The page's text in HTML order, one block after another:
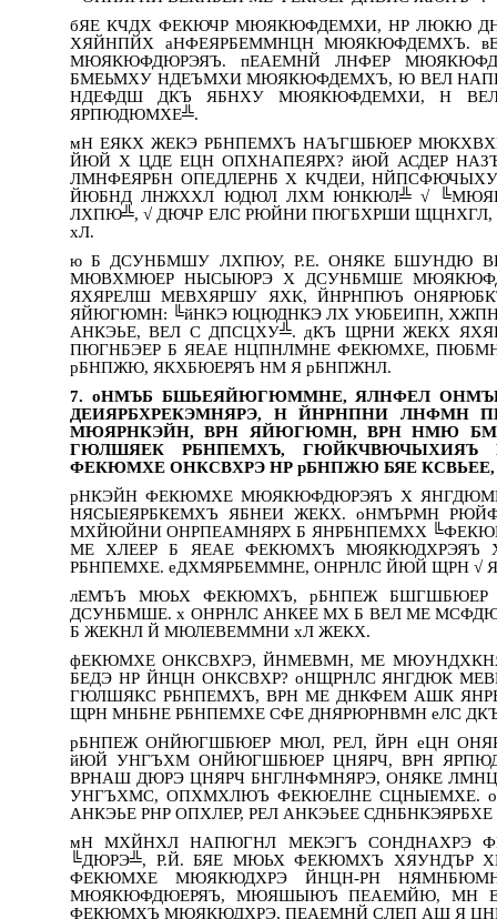
бЯЕ КЧДХ ФЕКЮЧР МЮЯКЮФДЕМХИ, НР ЛЮКЮ
ХЯЙНПЙХ аНФЕЯРБЕММНЦН МЮЯКЮФДЕМХЪ.
МЮЯКЮФДЮРЭЯЪ. пЕАЕМНЙ ЛНФЕР
БМЕЬМХУ НДЕЪМХИ МЮЯКЮФДЕМХЪ, Ю ВЕЛ
НДЕФДШ ДКЪ ЯБНХУ МЮЯКЮФДЕМХИ, Н
ЯРПЮДЮМХЕ╩.
мН ЕЯКХ ЖЕКЭ РБНПЕМХЪ НАЪГШБЮЕР
ЙЮЙ Х ЦДЕ ЕЦН ОПХНАПЕЯРХ? йЮЙ АСДЕР
ЛМНФЕЯРБН ОПЕДЛЕРНБ Х КЧДЕИ,
ЙЮБНД ЛНЖХХЛ ЮДЮЛ ЛХМ ЮНКЮЛ╩ √
ЛХПЮ╩, √ ДЮЧР ЕЛС РЮЙНИ ПЮГБХРШИ
хЛ.
ю Б ДСУНБМШУ ЛХПЮУ, Р.Е. ОНЯКЕ БШУНДЮ
МЮВХМЮЕР НЫСЫЮРЭ Х ДСУНБМШЕ
ЯХЯРЕЛШ МЕВХЯРШУ ЯХК, ЙНРНПЮЪ
ЯЙЮГЮМН: ╚йНКЭ ЮЦЮДНКЭ ЛХ УЮБЕИПН,
АНКЭЬЕ, ВЕЛ С ДПСЦХУ╩. дКЪ ЩРНИ ЖЕКХ
ПЮГНБЭЕР Б ЯЕАЕ НЦПНЛМНЕ ФЕКЮМХЕ,
рБНПЖЮ, ЯКХБЮЕРЯЪ НМ Я рБНПЖНЛ.
7. оНМЪБ БШЬЕЯЙЮГЮММНЕ, ЯЛНФЕЛ
ДЕИЯРБХРЕКЭМНЯРЭ, Н ЙНРНПНИ
МЮЯРНКЭЙН, ВРН ЯЙЮГЮМН, ВРН НМЮ
ГЮЛШЯЕК РБНПЕМХЪ, ГЮЙКЧВЮЧЫХИЯЪ
ФЕКЮМХЕ ОНКСВХРЭ НР рБНПЖЮ БЯЕ
рНКЭЙН ФЕКЮМХЕ МЮЯКЮФДЮРЭЯЪ Х
НЯСЫЕЯРБКЕМХЪ ЯБНЕИ ЖЕКХ. оНМЪРМН
МХЙЮЙНИ ОНРПЕАМНЯРХ Б ЯНРБНПЕМХХ
МЕ ХЛЕЕР Б ЯЕАЕ ФЕКЮМХЪ МЮЯКЮДХРЭЯЪ
РБНПЕМХЕ. еДХМЯРБЕММНЕ, ОНРНЛС ЙЮЙ ЩРН √
лЕМЪЪ МЮЬХ ФЕКЮМХЪ, рБНПЕЖ
ДСУНБМШЕ. х ОНРНЛС АНКЕЕ МХ Б ВЕЛ МЕ
Б ЖЕКНЛ Й МЮЛЕВЕММНИ хЛ ЖЕКХ.
фЕКЮМХЕ ОНКСВХРЭ, ЙНМЕВМН, МЕ
БЕДЭ НР ЙНЦН ОНКСВХР? оНЩРНЛС ЯНГДЮК
ГЮЛШЯКС РБНПЕМХЪ, ВРН МЕ ДНКФЕМ АШК
ЩРН МНБНЕ РБНПЕМХЕ СФЕ ДНЯРЮРНВМН еЛС
рБНПЕЖ ОНЙЮГШБЮЕР МЮЛ, РЕЛ, ЙРН еЦН
йЮЙ УНГЪХМ ОНЙЮГШБЮЕР ЦНЯРЧ, ВРН
ВРНАШ ДЮРЭ ЦНЯРЧ БНГЛНФМНЯРЭ, ОНЯКЕ
УНГЪХМС, ОПХМХЛЮЪ ФЕКЮЕЛНЕ СЦНЫЕМХЕ.
АНКЭЬЕ РНР ОПХЛЕР, РЕЛ АНКЭЬЕЕ
мН МХЙНХЛ НАПЮГНЛ МЕКЭГЪ
╚ДЮРЭ╩, Р.Й. БЯЕ МЮЬХ ФЕКЮМХЪ ХЯУНДЪР
ФЕКЮМХЕ МЮЯКЮДХРЭ ЙНЦН-РН
МЮЯКЮФДЮЕРЯЪ, МЮЯШЫЮЪ ПЕАЕМЙЮ, МН
ФЕКЮМХЪ МЮЯКЮДХРЭ, ПЕАЕМНЙ СЛЕП АШ Я